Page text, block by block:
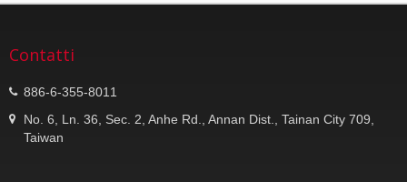
Contatti
886-6-355-8011
No. 6, Ln. 36, Sec. 2, Anhe Rd., Annan Dist., Tainan City 709,
Taiwan